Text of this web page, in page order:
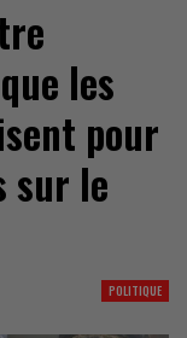
les
pour
sur le
POLITIQUE